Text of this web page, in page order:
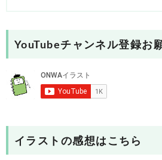
YouTubeチャンネル登録お
イラストの感想はこちら